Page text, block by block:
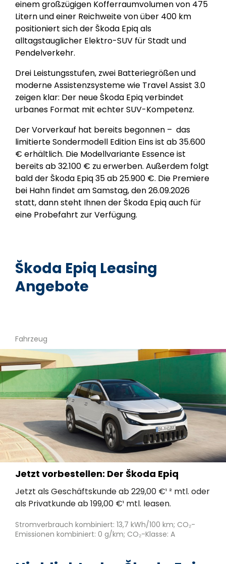
einem großzügigen Kofferraumvolumen von 475
Litern und einer Reichweite von über 400 km
positioniert sich der Škoda Epiq als
alltagstauglicher Elektro-SUV für Stadt und
Pendelverkehr.
Drei Leistungsstufen, zwei Batteriegrößen und
moderne Assistenzsysteme wie Travel Assist 3.0
zeigen klar: Der neue Škoda Epiq verbindet
urbanes Format mit echter SUV-Kompetenz.
Der Vorverkauf hat bereits begonnen – das
limitierte Sondermodell Edition Eins ist ab 35.600
€ erhältlich. Die Modellvariante Essence ist
bereits ab 32.100 € zu erwerben. Außerdem folgt
bald der Škoda Epiq 35 ab 25.900 €. Die Premiere
bei Hahn findet am Samstag, den 26.09.2026
statt, dann steht Ihnen der Škoda Epiq auch für
eine Probefahrt zur Verfügung.
Škoda Epiq Leasing
Angebote
Fahrzeug
Jetzt vorbestellen: Der Škoda Epiq
Jetzt als Geschäftskunde ab 229,00 €¹ ² mtl. oder
als Privatkunde ab 199,00 €¹ mtl. leasen.
Stromverbrauch kombiniert: 13,7 kWh/100 km; CO₂-
Emissionen kombiniert: 0 g/km; CO₂-Klasse: A